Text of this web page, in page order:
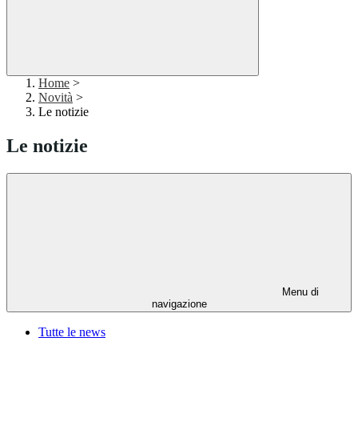
Home >
Novità >
Le notizie
Le notizie
Menu di
navigazione
Tutte le news